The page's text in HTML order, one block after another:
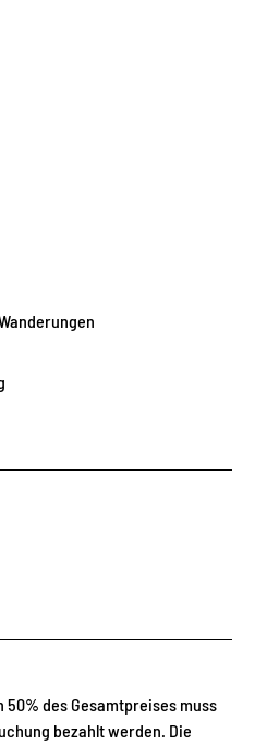
50% des Gesamtpreises muss
bezahlt werden. Die